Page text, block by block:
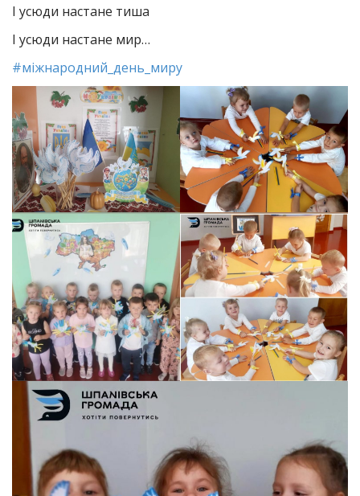
І усюди настане тиша
І усюди настане мир…
#міжнародний_день_миру